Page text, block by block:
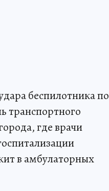
беспилотника по
транспортного
где врачи
в амбулаторных